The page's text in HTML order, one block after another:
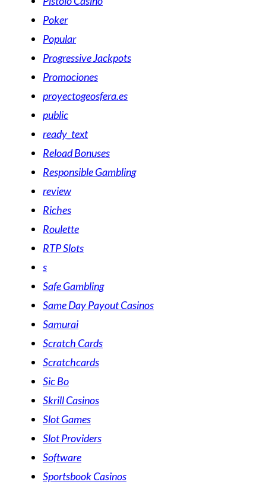
Poker
Popular
Progressive Jackpots
Promociones
proyectogeosfera.es
public
ready_text
Reload Bonuses
Responsible Gambling
review
Riches
Roulette
RTP Slots
s
Safe Gambling
Same Day Payout Casinos
Samurai
Scratch Cards
Scratchcards
Sic Bo
Skrill Casinos
Slot Games
Slot Providers
Software
Sportsbook Casinos